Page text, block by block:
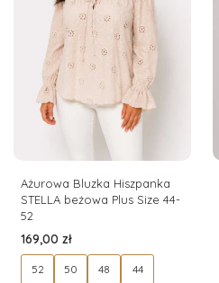
Ażurowa Bluzka Hiszpanka
STELLA beżowa Plus Size 44-
52
Cena
169,00 zł
52 50 48 44